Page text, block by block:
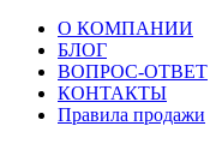
О КОМПАНИИ
БЛОГ
ВОПРОС-ОТВЕТ
КОНТАКТЫ
Правила продажи